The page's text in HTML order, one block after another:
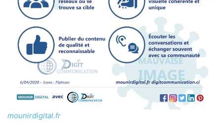
mounirdigital.fr